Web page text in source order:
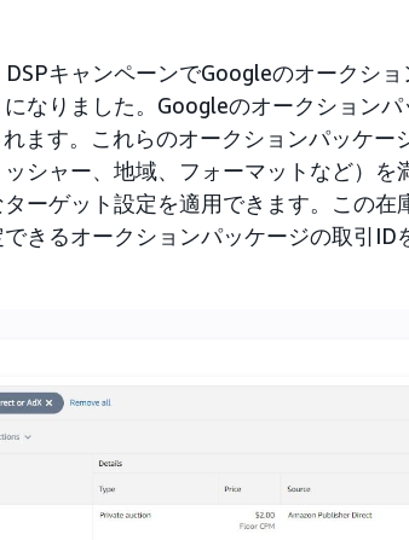
キャンペーンでGoogleのオークシ
なりました。Googleのオークション
ます。これらのオークションパッケー
シャー、地域、フォーマットなど）を
ーゲット設定を適用できます。この在
きるオークションパッケージの取引ID